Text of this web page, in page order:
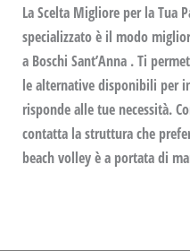
La Scelta Migliore per la
specializzato è il modo
a Boschi Sant’Anna . Ti
le alternative disponibili per
risponde alle tue necessità.
contatta la struttura che
beach volley è a portata di